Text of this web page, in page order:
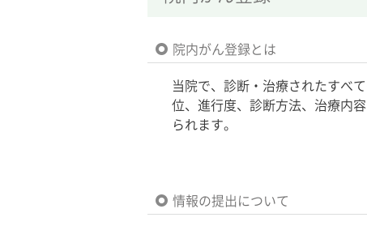
院内がん登録とは
当院で、診断・治療されたすべ
位、進行度、診断方法、治療内
られます。
情報の提出について